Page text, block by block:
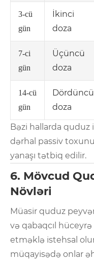
3-cü
gün
İkinci
doza
7-ci
gün
Üçüncü
doza
14-cü
gün
Dördüncü
doza
Bəzi hallarda
dərhal passiv
yanaşı tətbiq edilir.
6. Mövcud
Növləri
Müasir quduz
və qabaqcıl
etməklə istehsal
müqayisədə onlar